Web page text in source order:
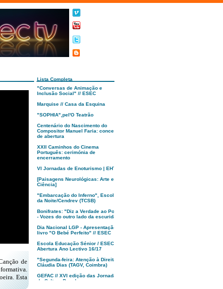
Lista Completa
de
Esta
"Conversas de Animação e
Inclusão Social" // ESEC
Marquise // Casa da Esquina
"SOPHIA",pel'O Teatrão
Centenário do Nascimento do
Compositor Manuel Faria: concerto
de abertura
XXII Caminhos do Cinema
Português: cerimónia de
encerramento
VI Jornadas de Enoturismo | EHTC
[Paisagens Neurológicas: Arte e
Ciência]
"Embarcação do Inferno", Escola
da Noite/Cendrev (TCSB)
Bonifrates: "Diz a Verdade ao Poder
- Vozes do outro lado da escuridão"
Dia Nacional LGP - Apresentação
livro "O Bebé Perfeito" // ESEC
Escola Educação Sénior / ESEC -
Abertura Ano Lectivo 16/17
"Segunda-feira: Atenção à Direita!",
Cláudia Dias (TAGV, Coimbra)
GEFAC // XVI edição das Jornadas
de Cultura Popular